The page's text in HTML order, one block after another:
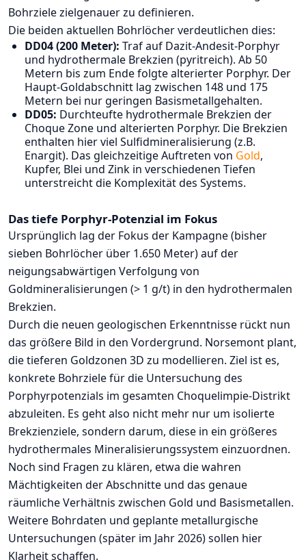
Bohrziele zielgenauer zu definieren.
Die beiden aktuellen Bohrlöcher verdeutlichen dies:
DD04 (200 Meter): Traf auf Dazit-Andesit-Porphyr
und hydrothermale Brekzien (pyritreich). Ab 50
Metern bis zum Ende folgte alterierter Porphyr. Der
Haupt-Goldabschnitt lag zwischen 148 und 175
Metern bei nur geringen Basismetallgehalten.
DD05: Durchteufte hydrothermale Brekzien der
Choque Zone und alterierten Porphyr. Die Brekzien
enthalten hier viel Sulfidmineralisierung (z.B.
Enargit). Das gleichzeitige Auftreten von Gold,
Kupfer, Blei und Zink in verschiedenen Tiefen
unterstreicht die Komplexität des Systems.
Das tiefe Porphyr-Potenzial im Fokus
Ursprünglich lag der Fokus der Kampagne (bisher
sieben Bohrlöcher über 1.650 Meter) auf der
neigungsabwärtigen Verfolgung von
Goldmineralisierungen (> 1 g/t) in den hydrothermalen
Brekzien.
Durch die neuen geologischen Erkenntnisse rückt nun
das größere Bild in den Vordergrund. Norsemont plant,
die tieferen Goldzonen 3D zu modellieren. Ziel ist es,
konkrete Bohrziele für die Untersuchung des
Porphyrpotenzials im gesamten Choquelimpie-Distrikt
abzuleiten. Es geht also nicht mehr nur um isolierte
Brekzienziele, sondern darum, diese in ein größeres
hydrothermales Mineralisierungssystem einzuordnen.
Noch sind Fragen zu klären, etwa die wahren
Mächtigkeiten der Abschnitte und das genaue
räumliche Verhältnis zwischen Gold und Basismetallen.
Weitere Bohrdaten und geplante metallurgische
Untersuchungen (später im Jahr 2026) sollen hier
Klarheit schaffen.